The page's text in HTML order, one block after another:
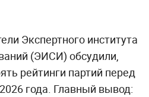
Экспертного института
(ЭИСИ) обсудили,
рейтинги партий перед
года. Главный вывод: